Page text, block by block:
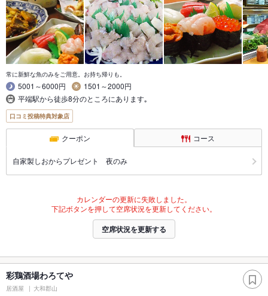
常に新鮮な魚のみをご用意。お持ち帰りも。
5001～6000円
1501～2000円
平端駅から徒歩8分のところにあります｡
口コミ投稿特典対象店
クーポン コース
自家製しおからプレゼント 夜のみ
カレンダーの更新に失敗しました。
下記ボタンを押して空席状況を更新してください。
空席状況を更新する
彩鶏酒場わろてや
居酒屋 大和郡山